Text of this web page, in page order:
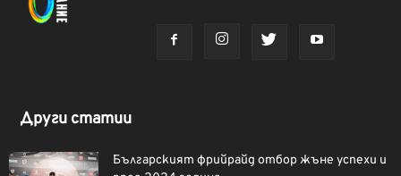
Други статии
Българският фрийрайд отбор жъне успехи и